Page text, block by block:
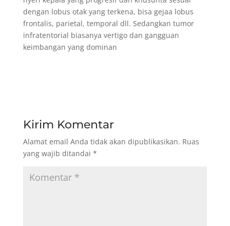
dengan lobus otak yang terkena, bisa gejaa lobus
frontalis, parietal, temporal dll. Sedangkan tumor
infratentorial biasanya vertigo dan gangguan
keimbangan yang dominan
Kirim Komentar
Alamat email Anda tidak akan dipublikasikan. Ruas
yang wajib ditandai *